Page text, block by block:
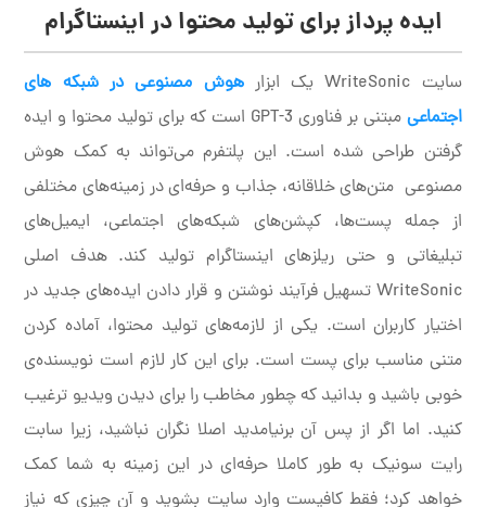
ایده پرداز برای تولید محتوا در اینستاگرام
سایت WriteSonic یک ابزار
هوش مصنوعی در شبکه های
اجتماعی
مبتنی بر فناوری GPT-3 است که برای تولید محتوا و ایده
گرفتن طراحی شده است. این پلتفرم می‌تواند به کمک هوش
مصنوعی متن‌های خلاقانه، جذاب و حرفه‌ای در زمینه‌های مختلفی
از جمله پست‌ها، کپشن‌های شبکه‌های اجتماعی، ایمیل‌های
تبلیغاتی و حتی ریلزهای اینستاگرام تولید کند. هدف اصلی
WriteSonic تسهیل فرآیند نوشتن و قرار دادن ایده‌های جدید در
اختیار کاربران است. یکی از لازمه‌های تولید محتوا، آماده کردن
متنی مناسب برای پست است. برای این کار لازم است نویسنده‌ی
خوبی باشید و بدانید که چطور مخاطب را برای دیدن ویدیو ترغیب
کنید. اما اگر از پس آن برنیامدید اصلا نگران نباشید، زیرا سابت
رایت سونیک به طور کاملا حرفه‌ای در این زمینه به شما کمک
خواهد کرد؛ فقط کافیست وارد سایت بشوید و آن چیزی که نیاز